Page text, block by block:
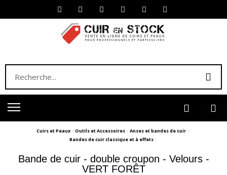
Cuirs et Peaux Outils et Accessoires
Anses et bandes de cuir
Bandes de cuir classique et à effets
Bande de cuir - double croupon - Velours -
VERT FORÊT